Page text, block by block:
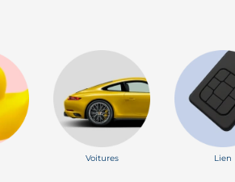
Voitures Lien